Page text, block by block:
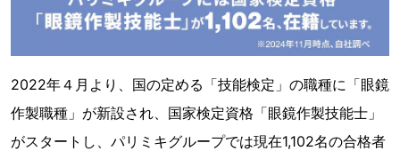
2022年４月より、国の定める「技能検定」の職種に「眼鏡
作製職種」が新設され、国家検定資格「眼鏡作製技能士」
がスタートし、パリミキグループでは現在1,102名の合格者